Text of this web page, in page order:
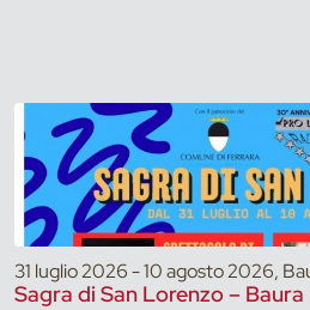
31 luglio 2026 - 10 agosto 2026,
Sagra di San Lorenzo – Baura